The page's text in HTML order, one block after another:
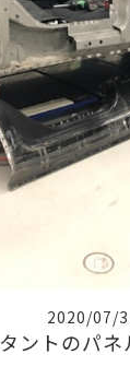
2020/07/
タントのパネ